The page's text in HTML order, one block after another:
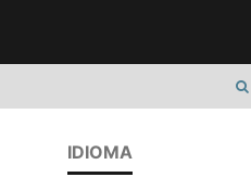
IDIOMA